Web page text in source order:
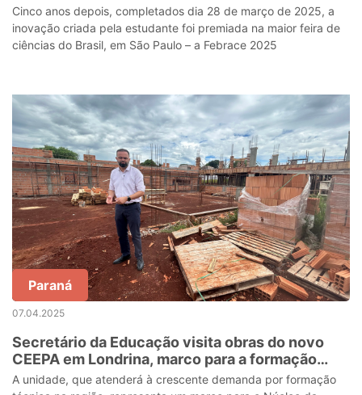
Cinco anos depois, completados dia 28 de março de 2025, a
inovação criada pela estudante foi premiada na maior feira de
ciências do Brasil, em São Paulo – a Febrace 2025
Paraná
07.04.2025
Secretário da Educação visita obras do novo
CEEPA em Londrina, marco para a formação
técnica no agronegócio
A unidade, que atenderá à crescente demanda por formação